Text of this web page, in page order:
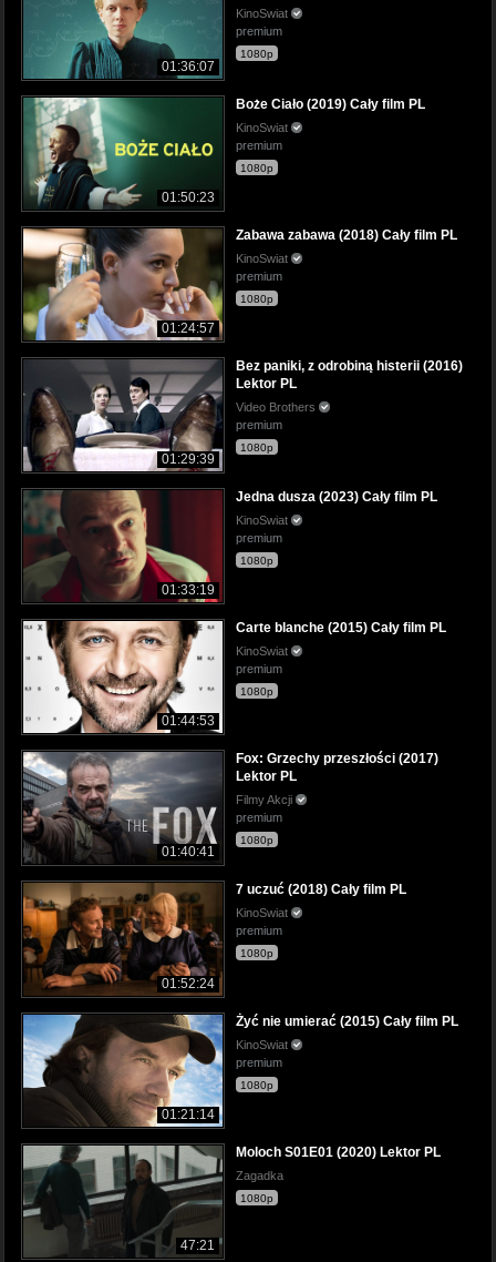
01:36:07
KinoSwiat
premium
1080p
01:50:23
Boże Ciało (2019) Cały film PL
KinoSwiat
premium
1080p
01:24:57
Zabawa zabawa (2018) Cały film PL
KinoSwiat
premium
1080p
01:29:39
Bez paniki, z odrobiną histerii (2016)
Lektor PL
Video Brothers
premium
1080p
01:33:19
Jedna dusza (2023) Cały film PL
KinoSwiat
premium
1080p
01:44:53
Carte blanche (2015) Cały film PL
KinoSwiat
premium
1080p
01:40:41
Fox: Grzechy przeszłości (2017)
Lektor PL
Filmy Akcji
premium
1080p
01:52:24
7 uczuć (2018) Cały film PL
KinoSwiat
premium
1080p
01:21:14
Żyć nie umierać (2015) Cały film PL
KinoSwiat
premium
1080p
47:21
Moloch S01E01 (2020) Lektor PL
Zagadka
1080p